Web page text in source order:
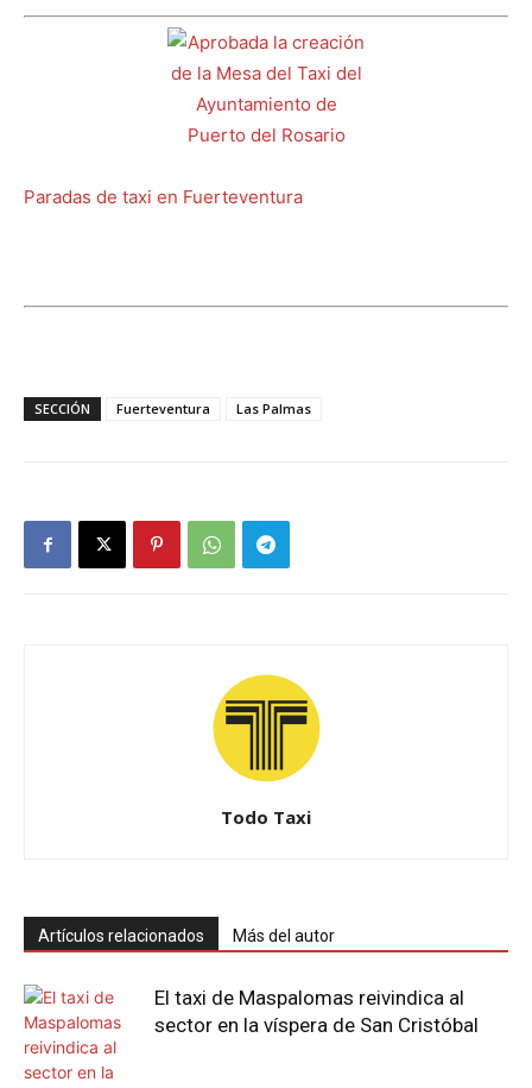
Paradas de taxi en Fuerteventura
SECCIÓN Fuerteventura Las Palmas
Todo Taxi
Artículos relacionados Más del autor
El taxi de Maspalomas reivindica al
sector en la víspera de San Cristóbal